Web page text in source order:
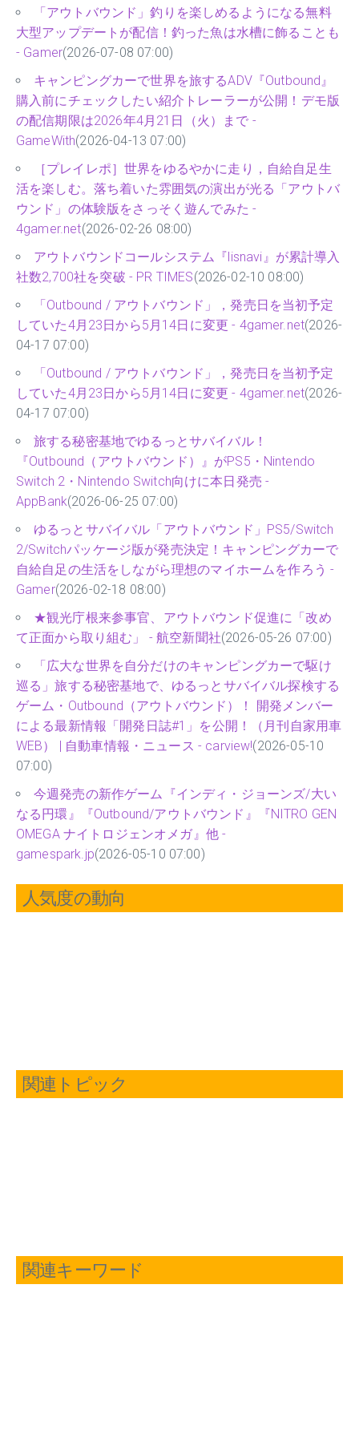
「アウトバウンド」釣りを楽しめるようになる無料
大型アップデートが配信！釣った魚は水槽に飾ることも
- Gamer(2026-07-08 07:00)
キャンピングカーで世界を旅するADV『Outbound』
購入前にチェックしたい紹介トレーラーが公開！デモ版
の配信期限は2026年4月21日（火）まで -
GameWith(2026-04-13 07:00)
［プレイレポ］世界をゆるやかに走り，自給自足生
活を楽しむ。落ち着いた雰囲気の演出が光る「アウトバ
ウンド」の体験版をさっそく遊んでみた -
4gamer.net(2026-02-26 08:00)
アウトバウンドコールシステム『lisnavi』が累計導入
社数2,700社を突破 - PR TIMES(2026-02-10 08:00)
「Outbound / アウトバウンド」，発売日を当初予定
していた4月23日から5月14日に変更 - 4gamer.net(2026-
04-17 07:00)
「Outbound / アウトバウンド」，発売日を当初予定
していた4月23日から5月14日に変更 - 4gamer.net(2026-
04-17 07:00)
旅する秘密基地でゆるっとサバイバル！
『Outbound（アウトバウンド）』がPS5・Nintendo
Switch 2・Nintendo Switch向けに本日発売 -
AppBank(2026-06-25 07:00)
ゆるっとサバイバル「アウトバウンド」PS5/Switch
2/Switchパッケージ版が発売決定！キャンピングカーで
自給自足の生活をしながら理想のマイホームを作ろう -
Gamer(2026-02-18 08:00)
★観光庁根来参事官、アウトバウンド促進に「改め
て正面から取り組む」 - 航空新聞社(2026-05-26 07:00)
「広大な世界を自分だけのキャンピングカーで駆け
巡る」旅する秘密基地で、ゆるっとサバイバル探検する
ゲーム・Outbound（アウトバウンド）！ 開発メンバー
による最新情報「開発日誌#1」を公開！（月刊自家用車
WEB） | 自動車情報・ニュース - carview!(2026-05-10
07:00)
今週発売の新作ゲーム『インディ・ジョーンズ/大い
なる円環』『Outbound/アウトバウンド』『NITRO GEN
OMEGA ナイトロジェンオメガ』他 -
gamespark.jp(2026-05-10 07:00)
人気度の動向
関連トピック
関連キーワード